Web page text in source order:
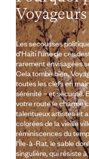
Les secousses
d’Haïti l’une de ces
rarement envisagées
Cela tombe bien,
toutes les clefs en
sérénité – et sécurité.
votre route le charme
talentueux artistes et
colorées de la vieille
réminiscences du
l’Île-à-Rat, le sable
singulière, qui résiste